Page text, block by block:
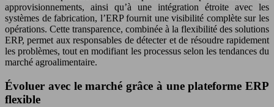
approvisionnements, ainsi qu’à une intégration étroite avec les
systèmes de fabrication, l’ERP fournit une visibilité complète sur les
opérations. Cette transparence, combinée à la flexibilité des solutions
ERP, permet aux responsables de détecter et de résoudre rapidement
les problèmes, tout en modifiant les processus selon les tendances du
marché agroalimentaire.
Évoluer avec le marché grâce à une plateforme ERP
flexible